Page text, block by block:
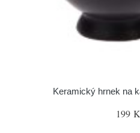
Keramický hrnek na
199